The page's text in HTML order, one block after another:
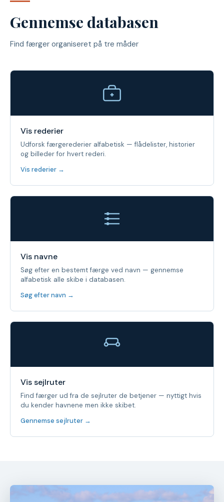
Gennemse databasen
Find færger organiseret på tre måder
Vis rederier
Udforsk færgerederier alfabetisk — flådelister, historier
og billeder for hvert rederi.
Vis rederier →
Vis navne
Søg efter en bestemt færge ved navn — gennemse
alfabetisk alle skibe i databasen.
Søg efter navn →
Vis sejlruter
Find færger ud fra de sejlruter de betjener — nyttigt hvis
du kender havnene men ikke skibet.
Gennemse sejlruter →